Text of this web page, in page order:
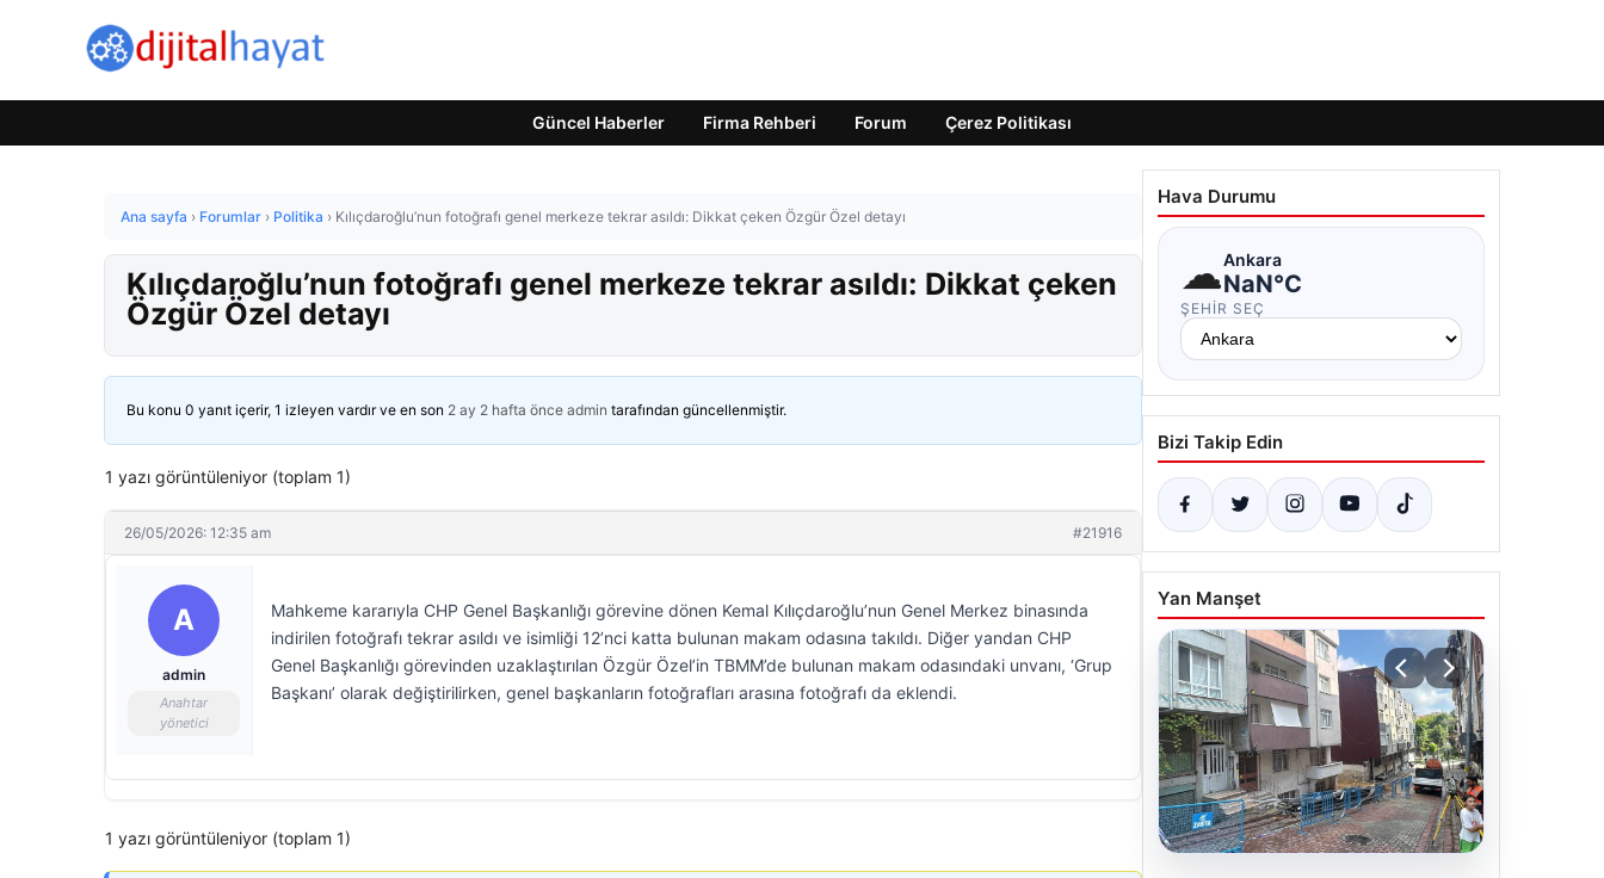
Güncel Haberler Firma Rehberi Forum Çerez Politikası
Ana sayfa › Forumlar › Politika › Kılıçdaroğlu’nun fotoğrafı genel merkeze tekrar asıldı: Dikkat çeken Özgür Özel detayı
Kılıçdaroğlu’nun fotoğrafı genel merkeze tekrar asıldı: Dikkat çeken
Özgür Özel detayı
Bu konu 0 yanıt içerir, 1 izleyen vardır ve en son 2 ay 2 hafta önce admin tarafından güncellenmiştir.
1 yazı görüntüleniyor (toplam 1)
26/05/2026: 12:35 am #21916
A
admin
Anahtar
yönetici
Mahkeme kararıyla CHP Genel Başkanlığı görevine dönen Kemal Kılıçdaroğlu’nun Genel Merkez binasında
indirilen fotoğrafı tekrar asıldı ve isimliği 12’nci katta bulunan makam odasına takıldı. Diğer yandan CHP
Genel Başkanlığı görevinden uzaklaştırılan Özgür Özel’in TBMM’de bulunan makam odasındaki unvanı, ‘Grup
Başkanı’ olarak değiştirilirken, genel başkanların fotoğrafları arasına fotoğrafı da eklendi.
1 yazı görüntüleniyor (toplam 1)
Hava Durumu
☁Ankara
NaN°C
ŞEHIR SEÇ
Bizi Takip Edin
Yan Manşet